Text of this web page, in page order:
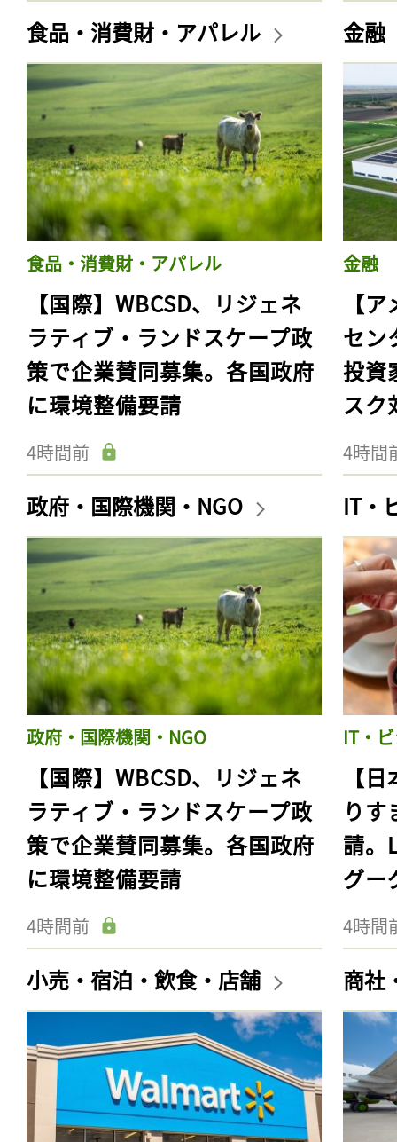
食品・消費財・アパレル
食品・消費財・アパレル
【国際】WBCSD、リジェネ
ラティブ・ランドスケープ政
策で企業賛同募集。各国政府
に環境整備要請
4時間前
金融
金融
【
セン
投資
スク
4時間
政府・国際機関・NGO
政府・国際機関・NGO
【国際】WBCSD、リジェネ
ラティブ・ランドスケープ政
策で企業賛同募集。各国政府
に環境整備要請
4時間前
IT・
IT・
【
り
請。
グー
4時間
小売・宿泊・飲食・店舗 商社